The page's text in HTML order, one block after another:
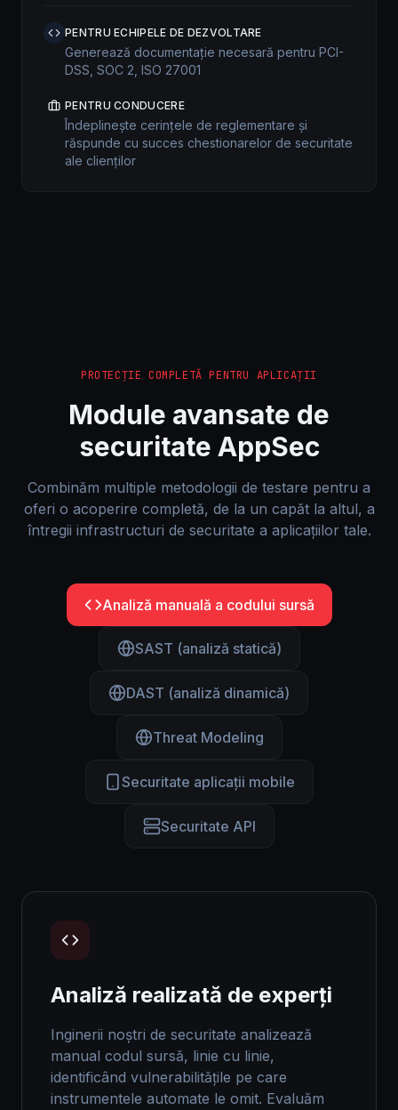
PENTRU ECHIPELE DE DEZVOLTARE
Generează documentație necesară pentru PCI-
DSS, SOC 2, ISO 27001
PENTRU CONDUCERE
Îndeplinește cerințele de reglementare și
răspunde cu succes chestionarelor de securitate
ale clienților
PROTECȚIE COMPLETĂ PENTRU APLICAȚII
Module avansate de
securitate AppSec
Combinăm multiple metodologii de testare pentru a
oferi o acoperire completă, de la un capăt la altul, a
întregii infrastructuri de securitate a aplicațiilor tale.
Analiză manuală a codului sursă
SAST (analiză statică)
DAST (analiză dinamică)
Threat Modeling
Securitate aplicații mobile
Securitate API
Analiză realizată de experți
Inginerii noștri de securitate analizează
manual codul sursă, linie cu linie,
identificând vulnerabilitățile pe care
instrumentele automate le omit. Evaluăm